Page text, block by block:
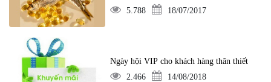
5.788
18/07/2017
Ngày hội VIP cho khách hàng thân thiết
2.466
14/08/2018